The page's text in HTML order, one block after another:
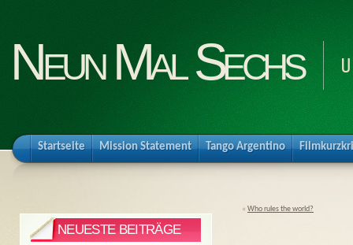
Neun Mal Sechs
Startseite Mission Statement Tango Argentino
« Who rules the world?
NEUESTE BEITRÄGE